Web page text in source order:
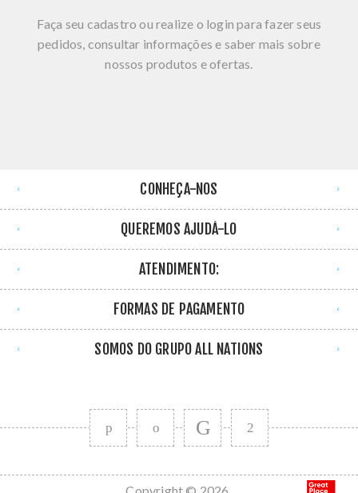
Faça seu cadastro ou realize o login para fazer seus
pedidos, consultar informações e saber mais sobre
nossos produtos e ofertas.
CONHEÇA-NOS
QUEREMOS AJUDÁ-LO
ATENDIMENTO:
FORMAS DE PAGAMENTO
SOMOS DO GRUPO ALL NATIONS